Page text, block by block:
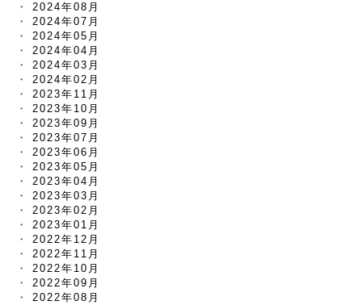
2024年08月
2024年07月
2024年05月
2024年04月
2024年03月
2024年02月
2023年11月
2023年10月
2023年09月
2023年07月
2023年06月
2023年05月
2023年04月
2023年03月
2023年02月
2023年01月
2022年12月
2022年11月
2022年10月
2022年09月
2022年08月